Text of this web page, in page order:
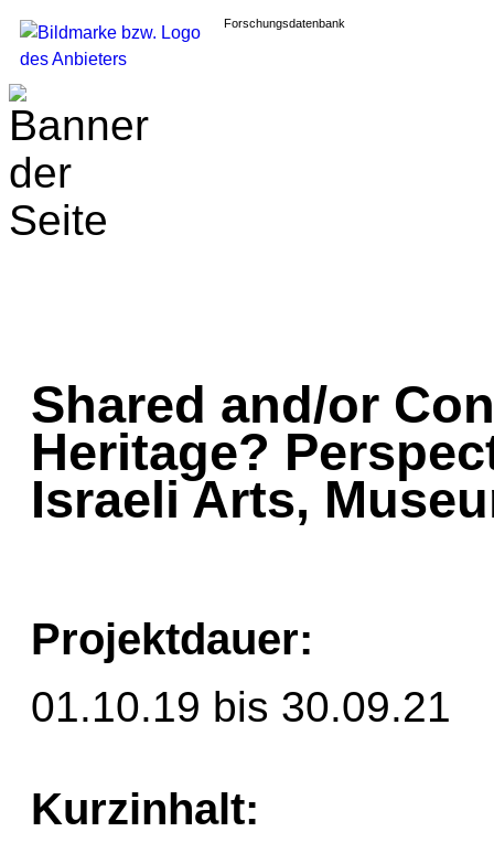
Forschungsdatenbank
Shared and/or
Heritage?
Israeli Arts,
Projektdauer:
01.10.19 bis 30.09.21
Kurzinhalt: